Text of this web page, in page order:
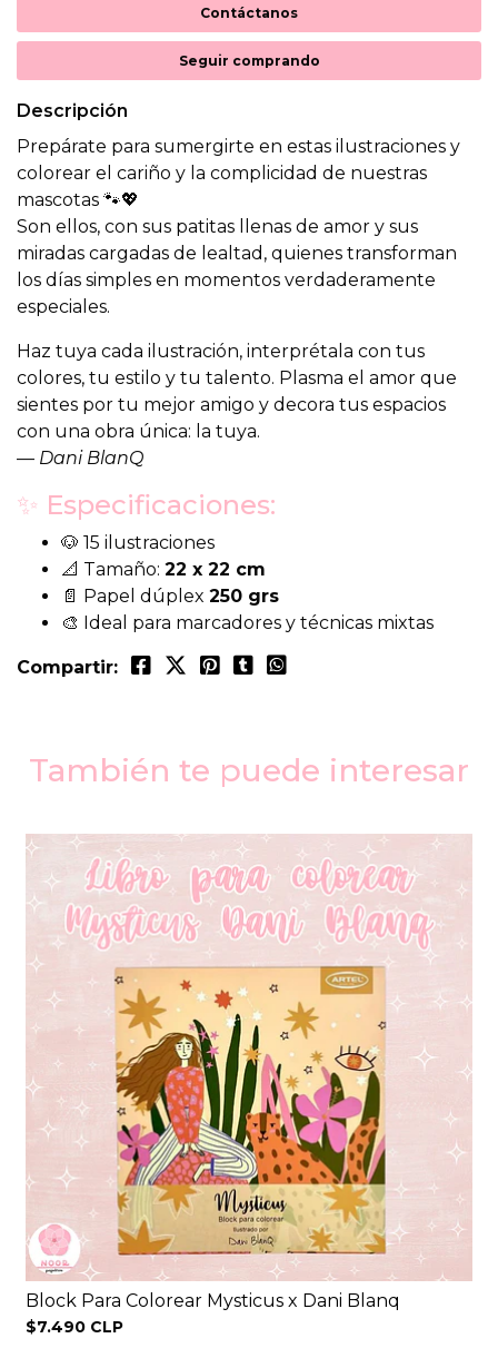
Contáctanos
Seguir comprando
Descripción
Prepárate para sumergirte en estas ilustraciones y
colorear el cariño y la complicidad de nuestras
mascotas 🐾💖
Son ellos, con sus patitas llenas de amor y sus
miradas cargadas de lealtad, quienes transforman
los días simples en momentos verdaderamente
especiales.
Haz tuya cada ilustración, interprétala con tus
colores, tu estilo y tu talento. Plasma el amor que
sientes por tu mejor amigo y decora tus espacios
con una obra única: la tuya.
— Dani BlanQ
✨ Especificaciones:
🐶 15 ilustraciones
📐 Tamaño: 22 x 22 cm
📄 Papel dúplex 250 grs
🎨 Ideal para marcadores y técnicas mixtas
Compartir:
También te puede interesar
Block Para Colorear Mysticus x Dani Blanq
$7.490 CLP